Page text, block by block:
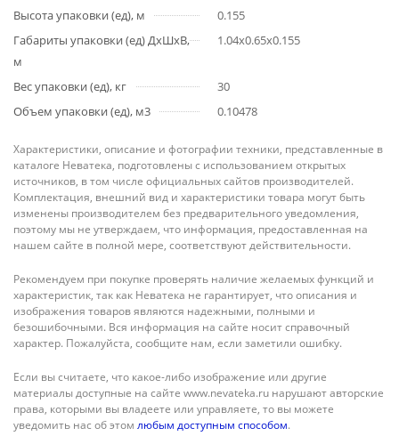
Высота упаковки (ед), м
0.155
Габариты упаковки (ед) ДхШхВ,
м
1.04x0.65x0.155
Вес упаковки (ед), кг
30
Объем упаковки (ед), м3
0.10478
Характеристики, описание и фотографии техники, представленные в
каталоге Неватека, подготовлены с использованием открытых
источников, в том числе официальных сайтов производителей.
Комплектация, внешний вид и характеристики товара могут быть
изменены производителем без предварительного уведомления,
поэтому мы не утверждаем, что информация, предоставленная на
нашем сайте в полной мере, соответствуют действительности.
Рекомендуем при покупке проверять наличие желаемых функций и
характеристик, так как Неватека не гарантирует, что описания и
изображения товаров являются надежными, полными и
безошибочными. Вся информация на сайте носит справочный
характер. Пожалуйста, сообщите нам, если заметили ошибку.
Если вы считаете, что какое-либо изображение или другие
материалы доступные на сайте www.nevateka.ru нарушают авторские
права, которыми вы владеете или управляете, то вы можете
уведомить нас об этом любым доступным способом.